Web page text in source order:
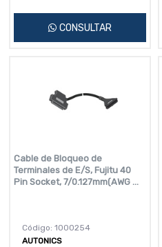
CONSULTAR
Cable de Bloqueo de
Terminales de E/S, Fujitu 40
Pin Socket, 7/0.127mm(AWG ...
Código: 1000254
AUTONICS